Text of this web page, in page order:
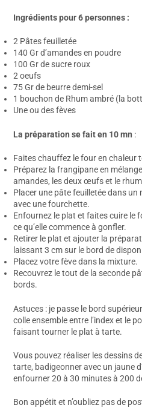
Ingrédients pour 6 personnes :
2 Pâtes feuilletée
140 Gr d’amandes en poudre
100 Gr de sucre roux
2 oeufs
75 Gr de beurre demi-sel
1 bouchon de Rhum ambré (la
Une ou des fèves
La préparation se fait en 10 mn :
Faites chauffez le four en chaleur
Préparez la frangipane en
amandes, les deux œufs et le
Placer une pâte feuilletée dans
avec une fourchette.
Enfournez le plat et faites cuire le
ce qu’elle commence à gonfler.
Retirer le plat et ajouter la
laissant 3 cm sur le bord de
Placez votre fève dans la mixture.
Recouvrez le tout de la seconde
bords.
Astuces : je passe le bord
colle ensemble entre l’index et le
faisant tourner le plat à tarte.
Vous pouvez réaliser les dessins
tarte, badigeonner avec un jaune
enfourner 20 à 30 minutes à 200
Bon appétit et n’oubliez pas de